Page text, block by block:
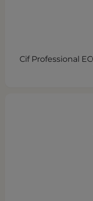
Cif Professional